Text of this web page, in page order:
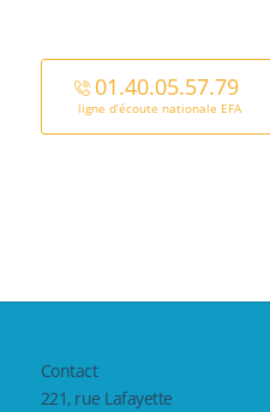
01.40.05.57.79
ligne d’écoute nationale EFA
Contact
221, rue Lafayette